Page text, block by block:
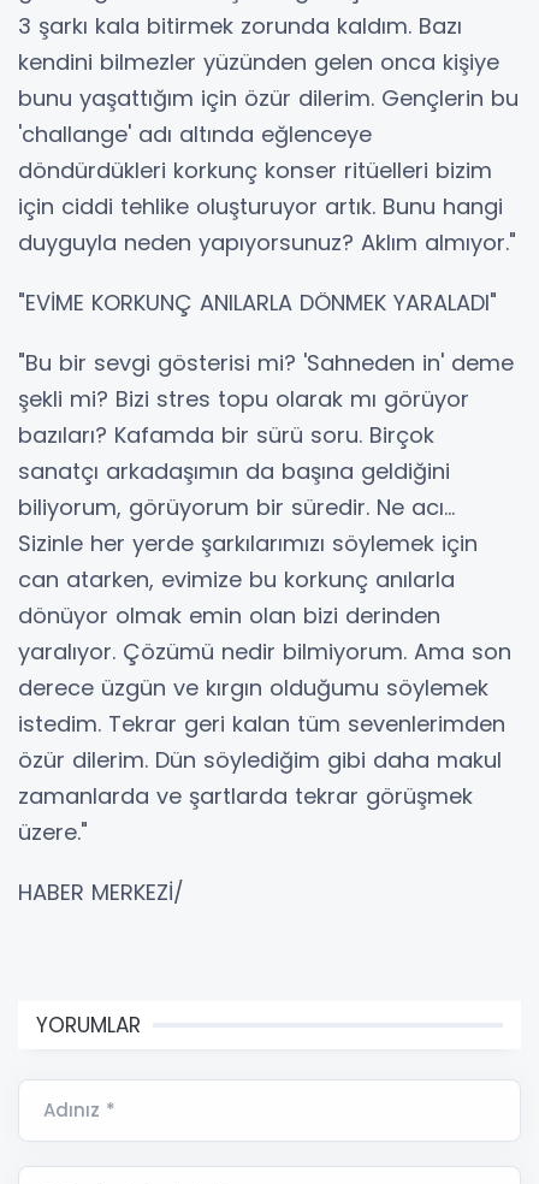
3 şarkı kala bitirmek zorunda kaldım. Bazı
kendini bilmezler yüzünden gelen onca kişiye
bunu yaşattığım için özür dilerim. Gençlerin bu
'challange' adı altında eğlenceye
döndürdükleri korkunç konser ritüelleri bizim
için ciddi tehlike oluşturuyor artık. Bunu hangi
duyguyla neden yapıyorsunuz? Aklım almıyor."
"EVİME KORKUNÇ ANILARLA DÖNMEK YARALADI"
"Bu bir sevgi gösterisi mi? 'Sahneden in' deme
şekli mi? Bizi stres topu olarak mı görüyor
bazıları? Kafamda bir sürü soru. Birçok
sanatçı arkadaşımın da başına geldiğini
biliyorum, görüyorum bir süredir. Ne acı...
Sizinle her yerde şarkılarımızı söylemek için
can atarken, evimize bu korkunç anılarla
dönüyor olmak emin olan bizi derinden
yaralıyor. Çözümü nedir bilmiyorum. Ama son
derece üzgün ve kırgın olduğumu söylemek
istedim. Tekrar geri kalan tüm sevenlerimden
özür dilerim. Dün söylediğim gibi daha makul
zamanlarda ve şartlarda tekrar görüşmek
üzere."
HABER MERKEZİ/
YORUMLAR
Adınız *